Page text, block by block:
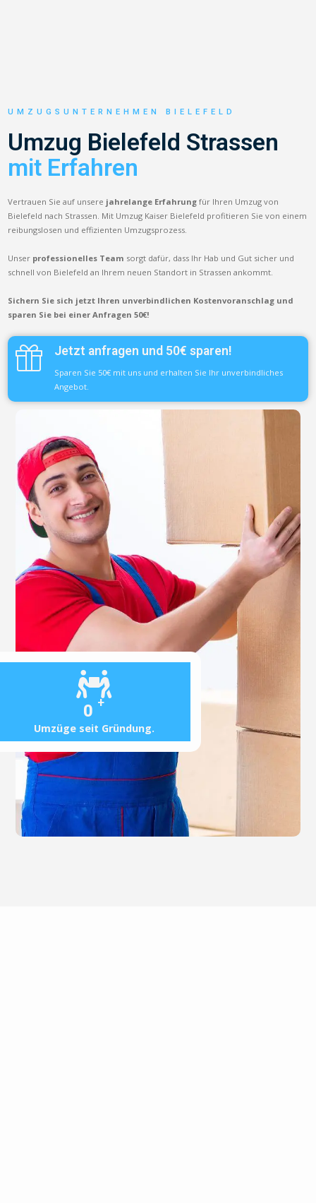
0 +
Umzüge seit Gründung.
UMZUGSUNTERNEHMEN BIELEFELD
Umzug Bielefeld Strassen
mit Erfahren
Vertrauen Sie auf unsere jahrelange Erfahrung für Ihren Umzug von
Bielefeld nach Strassen. Mit Umzug Kaiser Bielefeld profitieren Sie von einem
reibungslosen und effizienten Umzugsprozess.
Unser professionelles Team sorgt dafür, dass Ihr Hab und Gut sicher und
schnell von Bielefeld an Ihrem neuen Standort in Strassen ankommt.
Sichern Sie sich jetzt Ihren unverbindlichen Kostenvoranschlag und
sparen Sie bei einer Anfragen 50€!
Jetzt anfragen und 50€ sparen!
Sparen Sie 50€ mit uns und erhalten Sie Ihr unverbindliches
Angebot.